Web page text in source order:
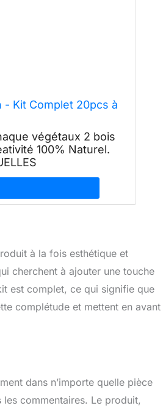
Kit Complet 20pcs à
végétaux 2 bois
100% Naturel.
à la fois esthétique et
cherchent à ajouter une touche
est complet, ce qui signifie que
complétude et mettent en avant
dans n’importe quelle pièce
commentaires. Le produit,